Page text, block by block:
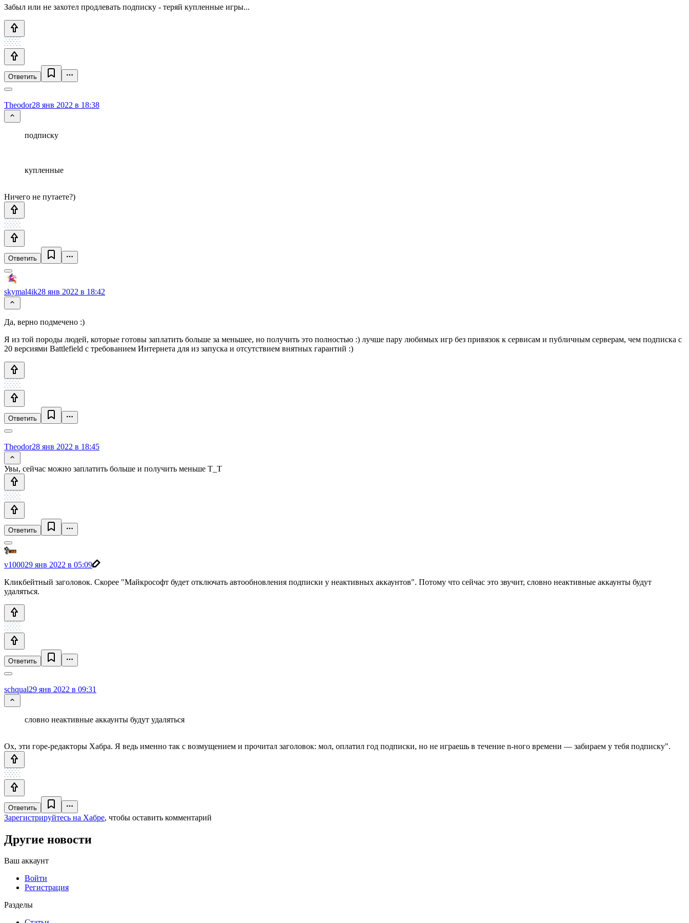
Забыл или не захотел продлевать подписку - теряй купленные игры...
Ответить
Theodor28 янв 2022 в 18:38
подписку
купленные
Ничего не путаете?)
Ответить
skymal4ik28 янв 2022 в 18:42
Да, верно подмечено :)
Я из той породы людей, которые готовы заплатить больше за меньшее, но получить это полностью :) лучше пару любимых игр без привязок к сервисам и публичным серверам, чем подписка с
20 версиями Battlefield с требованием Интернета для из запуска и отсутствием внятных гарантий :)
Ответить
Theodor28 янв 2022 в 18:45
Увы, сейчас можно заплатить больше и получить меньше Т_Т
Ответить
v100029 янв 2022 в 05:09
Кликбейтный заголовок. Скорее "Майкрософт будет отключать автообновления подписки у неактивных аккаунтов". Потому что сейчас это звучит, словно неактивные аккаунты будут
удаляться.
Ответить
schqual29 янв 2022 в 09:31
словно неактивные аккаунты будут удаляться
Ох, эти горе-редакторы Хабра. Я ведь именно так с возмущением и прочитал заголовок: мол, оплатил год подписки, но не играешь в течение n-ного времени — забираем у тебя подписку".
Ответить
Зарегистрируйтесь на Хабре, чтобы оставить комментарий
Другие новости
Ваш аккаунт
Войти
Регистрация
Разделы